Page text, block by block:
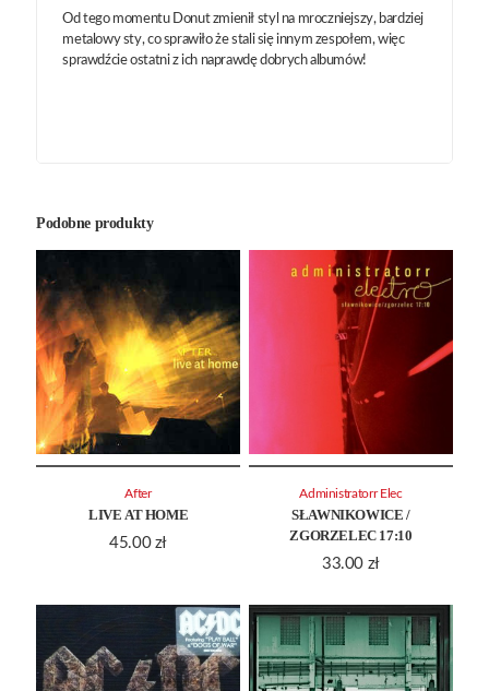
Od tego momentu Donut zmienił styl na mroczniejszy, bardziej
metalowy sty, co sprawiło że stali się innym zespołem, więc
sprawdźcie ostatni z ich naprawdę dobrych albumów!
Podobne produkty
LIVE AT HOME
45.00 zł
After
SŁAWNIKOWICE /
ZGORZELEC 17:10
33.00 zł
Administratorr Elec